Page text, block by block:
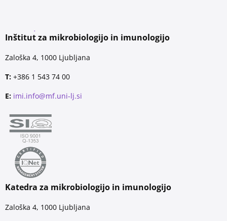
Inštitut za mikrobiologijo in imunologijo
Zaloška 4, 1000 Ljubljana
T: +386 1 543 74 00
E: imi.info@mf.uni-lj.si
Katedra za mikrobiologijo in imunologijo
Zaloška 4, 1000 Ljubljana